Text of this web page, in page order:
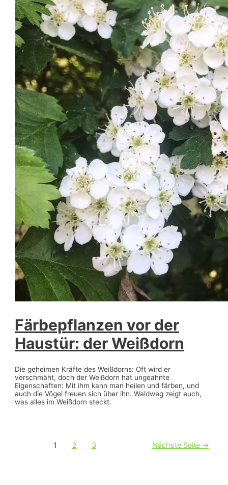
Färbepflanzen vor der
Haustür: der Weißdorn
Die geheimen Kräfte des Weißdorns: Oft wird er
verschmäht, doch der Weißdorn hat ungeahnte
Eigenschaften: Mit ihm kann man heilen und färben, und
auch die Vögel freuen sich über ihn. Waldweg zeigt euch,
was alles im Weißdorn steckt.
Beitragsnavigation
1 2 3 Nächste Seite →